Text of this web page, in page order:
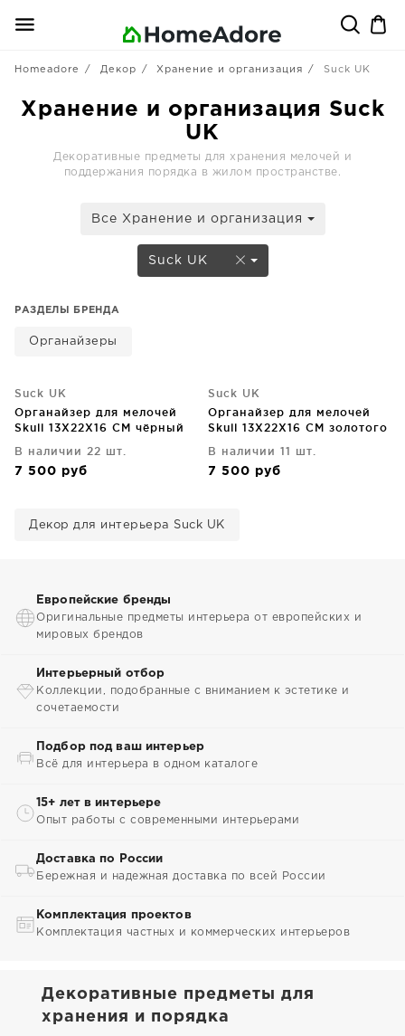
Homeadore Декор Хранение и организация Suck UK
Хранение и организация Suck
UK
Декоративные предметы для хранения мелочей и
поддержания порядка в жилом пространстве.
Все Хранение и организация
Suck UK
РАЗДЕЛЫ БРЕНДА
Органайзеры
Suck UK
Органайзер для мелочей
Skull 13X22X16 CM чёрный
В наличии 22 шт.
7 500 руб
Suck UK
Органайзер для мелочей
Skull 13X22X16 CM золотого
В наличии 11 шт.
7 500 руб
Декор для интерьера Suck UK
Европейские бренды
Оригинальные предметы интерьера от европейских и
мировых брендов
Интерьерный отбор
Коллекции, подобранные с вниманием к эстетике и
сочетаемости
Подбор под ваш интерьер
Всё для интерьера в одном каталоге
15+ лет в интерьере
Опыт работы с современными интерьерами
Доставка по России
Бережная и надежная доставка по всей России
Комплектация проектов
Комплектация частных и коммерческих интерьеров
Декоративные предметы для
хранения и порядка